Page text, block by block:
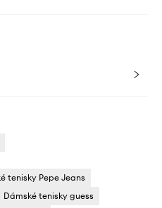
tenisky Pepe Jeans
Dámské tenisky guess